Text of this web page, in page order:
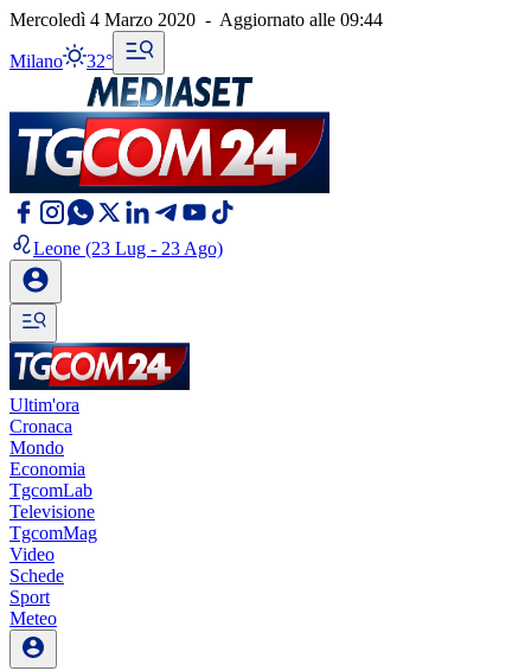
Mercoledì 4 Marzo 2020 - Aggiornato alle 09:44
Milano 32°
Leone (23 Lug - 23 Ago)
Ultim'ora
Cronaca
Mondo
Economia
TgcomLab
Televisione
TgcomMag
Video
Schede
Sport
Meteo